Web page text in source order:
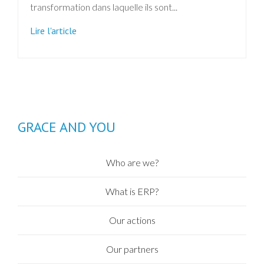
transformation dans laquelle ils sont...
Lire l'article
GRACE AND YOU
Who are we?
What is ERP?
Our actions
Our partners